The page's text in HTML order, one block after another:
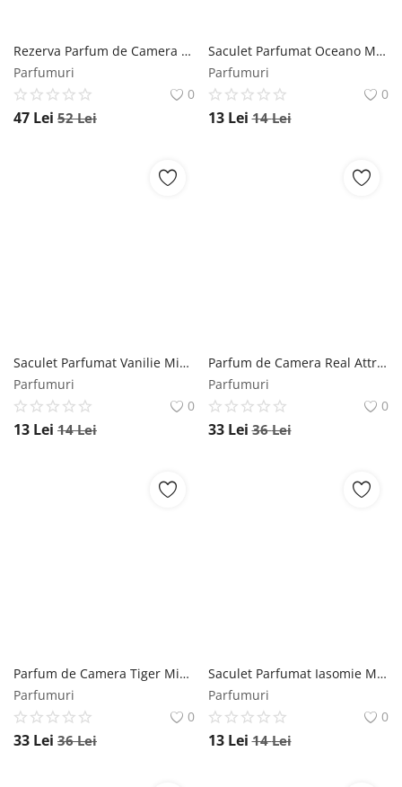
Rezerva Parfum de Camera cu Betisoare Rattan Scortisoara si Portocala Mikado, 250 ml Mikado
Parfumuri
0
47 Lei 52Lei
Saculet Parfumat Oceano Mikado, 100 ml Mikado
Parfumuri
0
13 Lei 14Lei
Saculet Parfumat Vanilie Mikado, 100 ml Mikado
Parfumuri
0
13 Lei 14Lei
Parfum de Camera Real Attractive Mikado, 100 ml Mikado
Parfumuri
0
33 Lei 36Lei
Parfum de Camera Tiger Mistery Mikado, 100 ml Mikado
Parfumuri
0
33 Lei 36Lei
Saculet Parfumat Iasomie Mikado, 100 ml Mikado
Parfumuri
0
13 Lei 14Lei